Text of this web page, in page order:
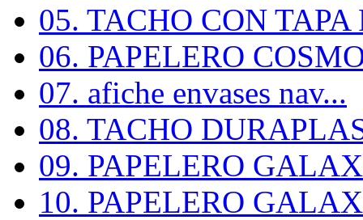
05. TACHO CON TAPA
06. PAPELERO
07. afiche envases nav...
08. TACHO
09. PAPELERO
10. PAPELERO